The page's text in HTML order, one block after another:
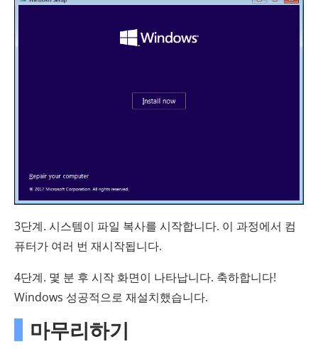
3단계. 시스템이 파일 복사를 시작합니다. 이 과정에서 컴
퓨터가 여러 번 재시작됩니다.
4단계. 몇 분 후 시작 화면이 나타납니다. 축하합니다!
Windows 성공적으로 재설치했습니다.
마무리하기